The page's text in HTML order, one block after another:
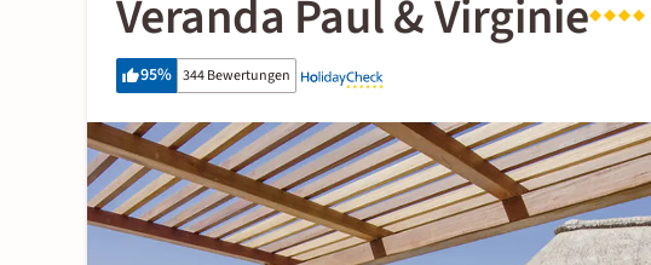
Veranda Paul & Virginie
95% 344 Bewertungen